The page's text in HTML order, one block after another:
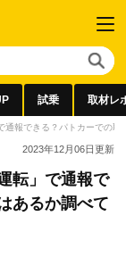
試乗 取材レ
通報できる？パトカーでの取
2023年12月06日更新
転」で通報で
あるか調べて